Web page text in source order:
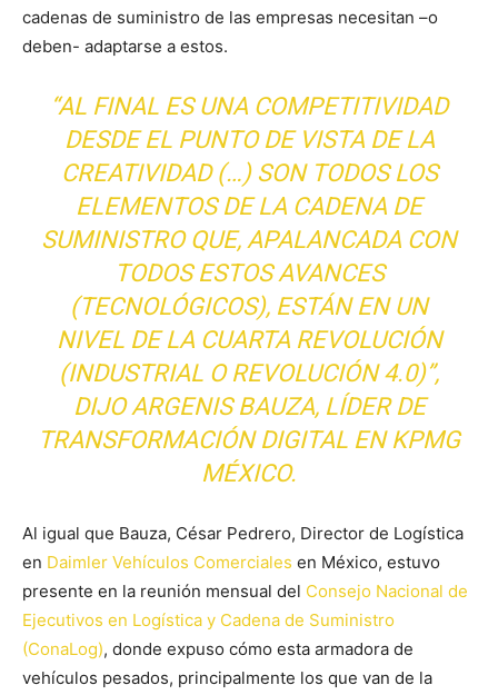
cadenas de suministro de las empresas necesitan –o
deben- adaptarse a estos.
“AL FINAL ES UNA COMPETITIVIDAD
DESDE EL PUNTO DE VISTA DE LA
CREATIVIDAD (…) SON TODOS LOS
ELEMENTOS DE LA CADENA DE
SUMINISTRO QUE, APALANCADA CON
TODOS ESTOS AVANCES
(TECNOLÓGICOS), ESTÁN EN UN
NIVEL DE LA CUARTA REVOLUCIÓN
(INDUSTRIAL O REVOLUCIÓN 4.0)”,
DIJO ARGENIS BAUZA, LÍDER DE
TRANSFORMACIÓN DIGITAL EN KPMG
MÉXICO.
Al igual que Bauza, César Pedrero, Director de Logística
en Daimler Vehículos Comerciales en México, estuvo
presente en la reunión mensual del Consejo Nacional de
Ejecutivos en Logística y Cadena de Suministro
(ConaLog), donde expuso cómo esta armadora de
vehículos pesados, principalmente los que van de la